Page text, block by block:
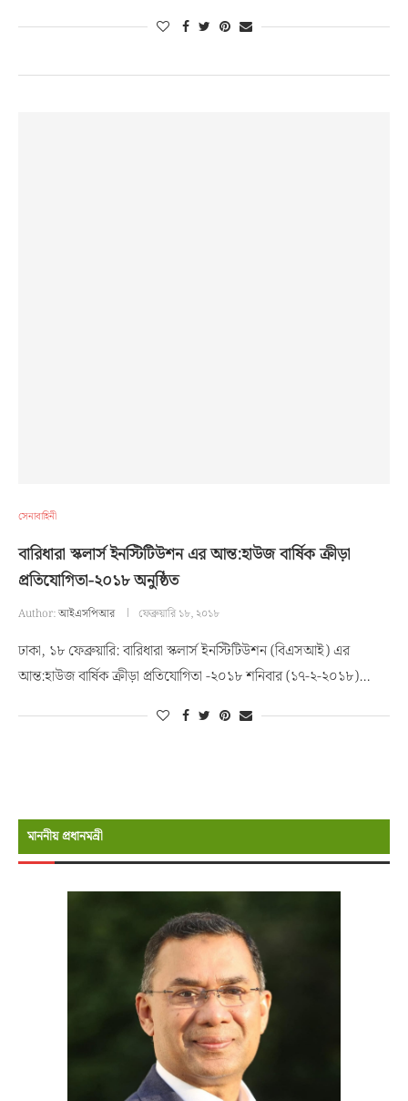
সেনাবাহিনী
বারিধারা স্কলার্স ইনস্টিটিউশন এর আন্ত:হাউজ বার্ষিক ক্রীড়া
প্রতিযোগিতা-২০১৮ অনুষ্ঠিত
Author:আইএসপিআর ফেব্রুয়ারি ১৮, ২০১৮
ঢাকা, ১৮ ফেব্রুয়ারি: বারিধারা স্কলার্স ইনস্টিটিউশন (বিএসআই) এর
আন্ত:হাউজ বার্ষিক ক্রীড়া প্রতিযোগিতা -২০১৮ শনিবার (১৭-২-২০১৮)…
মাননীয় প্রধানমন্রী